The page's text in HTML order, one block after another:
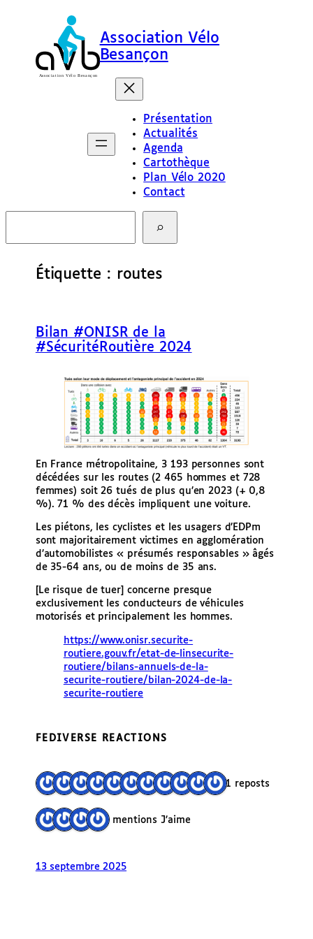
Association Vélo
Besançon
Présentation
Actualités
Agenda
Cartothèque
Plan Vélo 2020
Contact
c
Étiquette : routes
Bilan #ONISR de la
#SécuritéRoutière 2024
En France métropolitaine, 3 193 personnes sont
décédées sur les routes (2 465 hommes et 728
femmes) soit 26 tués de plus qu’en 2023 (+ 0,8
%). 71 % des décès impliquent une voiture.
Les piétons, les cyclistes et les usagers d’EDPm
sont majoritairement victimes en agglomération
d’automobilistes « présumés responsables » âgés
de 35-64 ans, ou de moins de 35 ans.
[Le risque de tuer] concerne presque
exclusivement les conducteurs de véhicules
motorisés et principalement les hommes.
https://www.onisr.securite-
routiere.gouv.fr/etat-de-linsecurite-
routiere/bilans-annuels-de-la-
securite-routiere/bilan-2024-de-la-
securite-routiere
FEDIVERSE REACTIONS
11 reposts
4 mentions J’aime
13 septembre 2025